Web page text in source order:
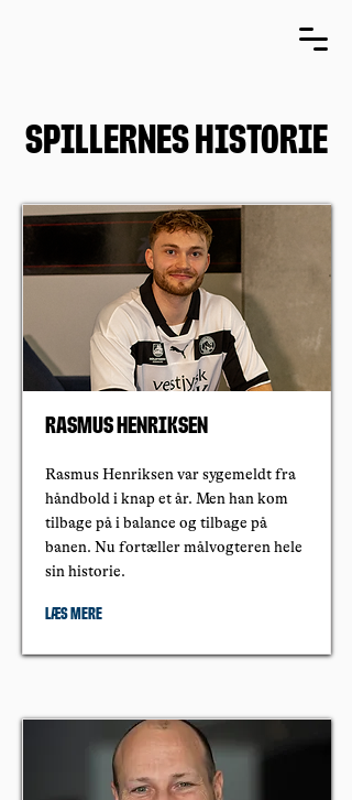
Spillernes historie
Rasmus Henriksen
Rasmus Henriksen var sygemeldt fra
håndbold i knap et år. Men han kom
tilbage på i balance og tilbage på
banen. Nu fortæller målvogteren hele
sin historie.
Læs mere